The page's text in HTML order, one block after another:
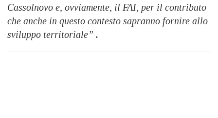
Cassolnovo e, ovviamente, il FAI, per il contributo
che anche in questo contesto sapranno fornire allo
sviluppo territoriale” .